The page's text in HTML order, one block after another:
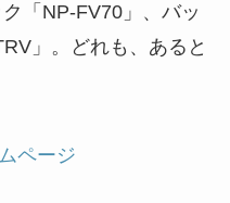
「NP-FV70」、バッ
」。どれも、あると
ページ